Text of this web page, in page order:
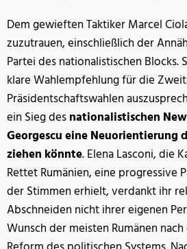
Dem gewieften Taktiker Marcel
zuzutrauen, einschließlich der
Partei des nationalistischen Blocks.
klare Wahlempfehlung für die
Präsidentschaftswahlen
ein Sieg desnationalistischen
Georgescu eine Neuorientierung
ziehen könnte. Elena Lasconi, die
Rettet Rumänien, eine progressive
der Stimmen erhielt, verdankt ihr
Abschneiden nicht ihrer eigenen
Wunsch der meisten Rumänen